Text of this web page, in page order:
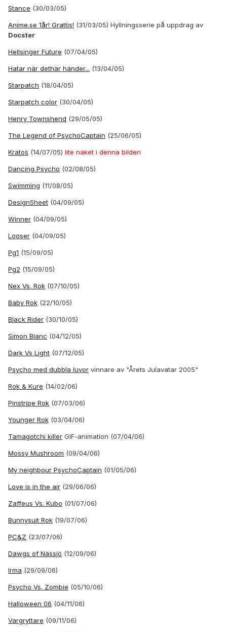
Stance (30/03/05)
Anime.se 1år! Grattis! (31/03/05) Hyllningsserie på uppdrag av
Docster
Hellsinger Future (07/04/05)
Hatar när dethär händer... (13/04/05)
Starpatch (18/04/05)
Starpatch color (30/04/05)
Henry Townshend (29/05/05)
The Legend of PsychoCaptain (25/06/05)
Kratos (14/07/05) lite naket i denna bilden
Dancing Psycho (02/08/05)
Swimming (11/08/05)
DesignSheet (04/09/05)
Winner (04/09/05)
Looser (04/09/05)
Pg1 (15/09/05)
Pg2 (15/09/05)
Nex Vs. Rok (07/10/05)
Baby Rok (22/10/05)
Black Rider (30/10/05)
Simon Blanc (04/12/05)
Dark Vs Light (07/12/05)
Psycho med dubbla luvor vinnare av "Årets Julavatar 2005"
Rok & Kure (14/02/06)
Pinstripe Rok (07/03/06)
Younger Rok (03/04/06)
Tamagotchi killer GIF-animation (07/04/06)
Mossy Mushroom (09/04/06)
My neighbour PsychoCaptain (01/05/06)
Love is in the air (29/06/06)
Zaffeus Vs. Kubo (01/07/06)
Bunnysuit Rok (19/07/06)
PC&Z (23/07/06)
Dawgs of Nässjö (12/09/06)
Irma (29/09/06)
Psycho Vs. Zombie (05/10/06)
Halloween 06 (04/11/06)
Vargryttare (09/11/06)